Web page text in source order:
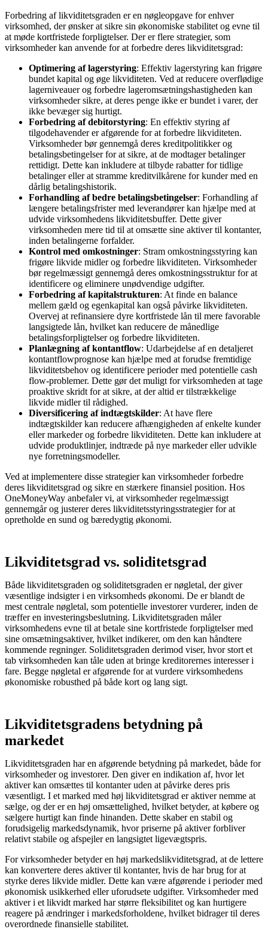
Forbedring af likviditetsgraden er en nøgleopgave for enhver
virksomhed, der ønsker at sikre sin økonomiske stabilitet og evne til
at møde kortfristede forpligtelser. Der er flere strategier, som
virksomheder kan anvende for at forbedre deres likviditetsgrad:
Optimering af lagerstyring: Effektiv lagerstyring kan frigøre
bundet kapital og øge likviditeten. Ved at reducere overflødige
lagerniveauer og forbedre lageromsætningshastigheden kan
virksomheder sikre, at deres penge ikke er bundet i varer, der
ikke bevæger sig hurtigt.
Forbedring af debitorstyring: En effektiv styring af
tilgodehavender er afgørende for at forbedre likviditeten.
Virksomheder bør gennemgå deres kreditpolitikker og
betalingsbetingelser for at sikre, at de modtager betalinger
rettidigt. Dette kan inkludere at tilbyde rabatter for tidlige
betalinger eller at stramme kreditvilkårene for kunder med en
dårlig betalingshistorik.
Forhandling af bedre betalingsbetingelser: Forhandling af
længere betalingsfrister med leverandører kan hjælpe med at
udvide virksomhedens likviditetsbuffer. Dette giver
virksomheden mere tid til at omsætte sine aktiver til kontanter,
inden betalingerne forfalder.
Kontrol med omkostninger: Stram omkostningsstyring kan
frigøre likvide midler og forbedre likviditeten. Virksomheder
bør regelmæssigt gennemgå deres omkostningsstruktur for at
identificere og eliminere unødvendige udgifter.
Forbedring af kapitalstrukturen: At finde en balance
mellem gæld og egenkapital kan også påvirke likviditeten.
Overvej at refinansiere dyre kortfristede lån til mere favorable
langsigtede lån, hvilket kan reducere de månedlige
betalingsforpligtelser og forbedre likviditeten.
Planlægning af kontantflow: Udarbejdelse af en detaljeret
kontantflowprognose kan hjælpe med at forudse fremtidige
likviditetsbehov og identificere perioder med potentielle cash
flow-problemer. Dette gør det muligt for virksomheden at tage
proaktive skridt for at sikre, at der altid er tilstrækkelige
likvide midler til rådighed.
Diversificering af indtægtskilder: At have flere
indtægtskilder kan reducere afhængigheden af enkelte kunder
eller markeder og forbedre likviditeten. Dette kan inkludere at
udvide produktlinjer, indtræde på nye markeder eller udvikle
nye forretningsmodeller.
Ved at implementere disse strategier kan virksomheder forbedre
deres likviditetsgrad og sikre en stærkere finansiel position. Hos
OneMoneyWay anbefaler vi, at virksomheder regelmæssigt
gennemgår og justerer deres likviditetsstyringsstrategier for at
opretholde en sund og bæredygtig økonomi.
Likviditetsgrad vs. soliditetsgrad
Både likviditetsgraden og soliditetsgraden er nøgletal, der giver
væsentlige indsigter i en virksomheds økonomi. De er blandt de
mest centrale nøgletal, som potentielle investorer vurderer, inden de
træffer en investeringsbeslutning. Likviditetsgraden måler
virksomhedens evne til at betale sine kortfristede forpligtelser med
sine omsætningsaktiver, hvilket indikerer, om den kan håndtere
kommende regninger. Soliditetsgraden derimod viser, hvor stort et
tab virksomheden kan tåle uden at bringe kreditorernes interesser i
fare. Begge nøgletal er afgørende for at vurdere virksomhedens
økonomiske robusthed på både kort og lang sigt.
Likviditetsgradens betydning på
markedet
Likviditetsgraden har en afgørende betydning på markedet, både for
virksomheder og investorer. Den giver en indikation af, hvor let
aktiver kan omsættes til kontanter uden at påvirke deres pris
væsentligt. I et marked med høj likviditetsgrad er aktiver nemme at
sælge, og der er en høj omsættelighed, hvilket betyder, at købere og
sælgere hurtigt kan finde hinanden. Dette skaber en stabil og
forudsigelig markedsdynamik, hvor priserne på aktiver forbliver
relativt stabile og afspejler en langsigtet ligevægtspris.
For virksomheder betyder en høj markedslikviditetsgrad, at de lettere
kan konvertere deres aktiver til kontanter, hvis de har brug for at
styrke deres likvide midler. Dette kan være afgørende i perioder med
økonomisk usikkerhed eller uforudsete udgifter. Virksomheder med
aktiver i et likvidt marked har større fleksibilitet og kan hurtigere
reagere på ændringer i markedsforholdene, hvilket bidrager til deres
overordnede finansielle stabilitet.